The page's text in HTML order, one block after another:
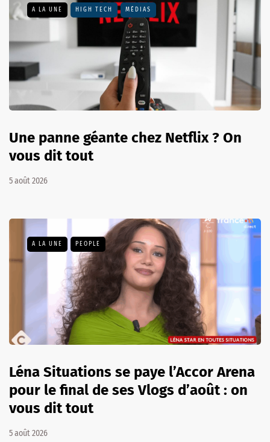
A LA UNE HIGH TECH MÉDIAS
Une panne géante chez Netflix ? On
vous dit tout
5 août 2026
A LA UNE PEOPLE
Léna Situations se paye l’Accor Arena
pour le final de ses Vlogs d’août : on
vous dit tout
5 août 2026